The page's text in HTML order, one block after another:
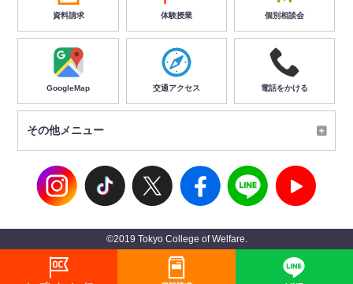
資料請求 体験授業 個別相談会
GoogleMap 交通アクセス 電話をかける
その他メニュー
©2019 Tokyo College of Welfare.